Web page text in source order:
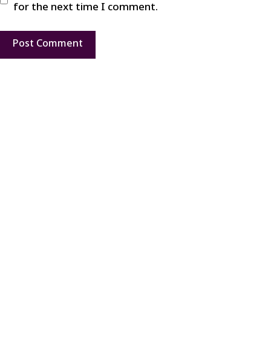
for the next time I comment.